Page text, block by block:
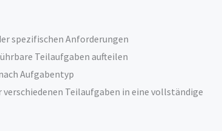
spezifischen Anforderungen
Teilaufgaben aufteilen
Aufgabentyp
verschiedenen Teilaufgaben in eine vollständige